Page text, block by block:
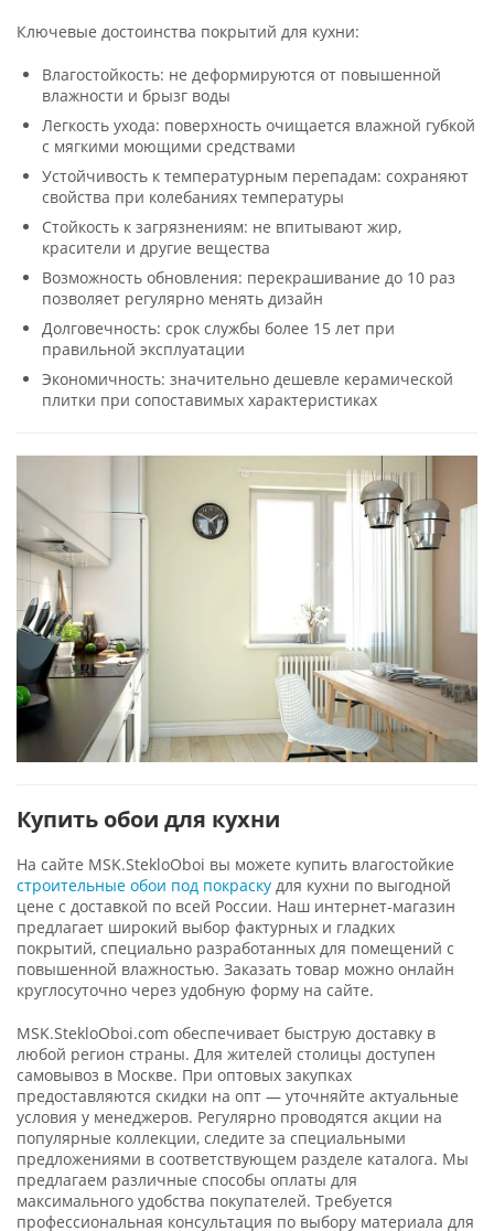
Ключевые достоинства покрытий для кухни:
Влагостойкость: не деформируются от повышенной
влажности и брызг воды
Легкость ухода: поверхность очищается влажной губкой
с мягкими моющими средствами
Устойчивость к температурным перепадам: сохраняют
свойства при колебаниях температуры
Стойкость к загрязнениям: не впитывают жир,
красители и другие вещества
Возможность обновления: перекрашивание до 10 раз
позволяет регулярно менять дизайн
Долговечность: срок службы более 15 лет при
правильной эксплуатации
Экономичность: значительно дешевле керамической
плитки при сопоставимых характеристиках
Купить обои для кухни
На сайте MSK.StekloOboi вы можете купить влагостойкие
строительные обои под покраску для кухни по выгодной
цене с доставкой по всей России. Наш интернет-магазин
предлагает широкий выбор фактурных и гладких
покрытий, специально разработанных для помещений с
повышенной влажностью. Заказать товар можно онлайн
круглосуточно через удобную форму на сайте.
MSK.StekloOboi.com обеспечивает быструю доставку в
любой регион страны. Для жителей столицы доступен
самовывоз в Москве. При оптовых закупках
предоставляются скидки на опт — уточняйте актуальные
условия у менеджеров. Регулярно проводятся акции на
популярные коллекции, следите за специальными
предложениями в соответствующем разделе каталога. Мы
предлагаем различные способы оплаты для
максимального удобства покупателей. Требуется
профессиональная консультация по выбору материала для